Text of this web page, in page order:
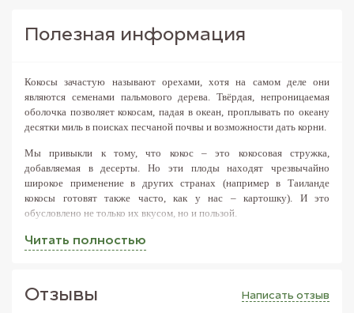
Полезная информация
Читать полностью
Кокосы зачастую называют орехами, хотя на самом деле они
являются семенами пальмового дерева. Твёрдая, непроницаемая
оболочка позволяет кокосам, падая в океан, проплывать по океану
десятки миль в поисках песчаной почвы и возможности дать корни.
Мы привыкли к тому, что кокос – это кокосовая стружка,
добавляемая в десерты. Но эти плоды находят чрезвычайно
широкое применение в других странах (например в Таиланде
кокосы готовят также часто, как у нас – картошку). И это
обусловлено не только их вкусом, но и пользой.
В незрелых кокосовых плодах содержится кокосовая вода. По мере
созревания кокосового ореха, в нём начинает выделяться масло, что
отжимая мякоть зрелого кокоса.
Отзывы Написать отзыв